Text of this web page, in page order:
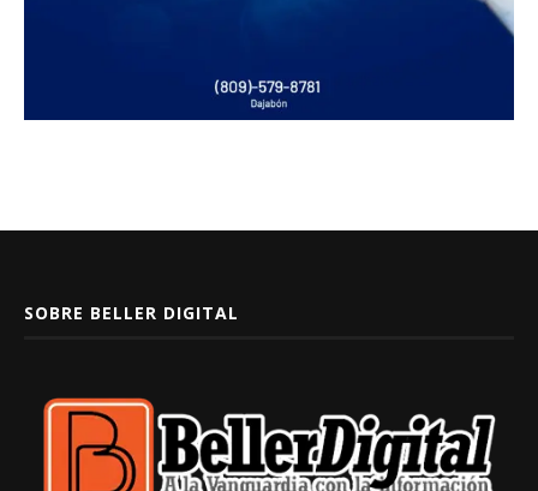
SOBRE BELLER DIGITAL